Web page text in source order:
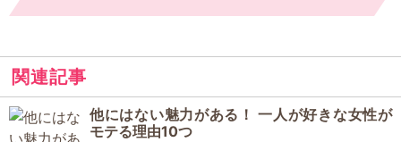
関連記事
他にはない魅力がある！ 一人が好きな女性が
モテる理由10つ